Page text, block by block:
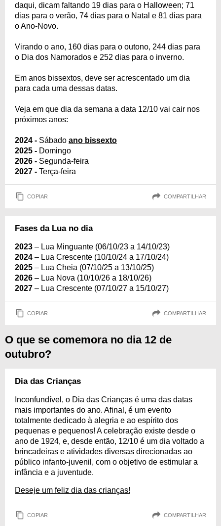
daqui, dicam faltando 19 dias para o Halloween; 71
dias para o verão, 74 dias para o Natal e 81 dias para
o Ano-Novo.
Virando o ano, 160 dias para o outono, 244 dias para
o Dia dos Namorados e 252 dias para o inverno.
Em anos bissextos, deve ser acrescentado um dia
para cada uma dessas datas.
Veja em que dia da semana a data 12/10 vai cair nos
próximos anos:
2024 - Sábado ano bissexto
2025 - Domingo
2026 - Segunda-feira
2027 - Terça-feira
COPIAR COMPARTILHAR
Fases da Lua no dia
2023 – Lua Minguante (06/10/23 a 14/10/23)
2024 – Lua Crescente (10/10/24 a 17/10/24)
2025 – Lua Cheia (07/10/25 a 13/10/25)
2026 – Lua Nova (10/10/26 a 18/10/26)
2027 – Lua Crescente (07/10/27 a 15/10/27)
COPIAR COMPARTILHAR
O que se comemora no dia 12 de
outubro?
Dia das Crianças
Inconfundível, o Dia das Crianças é uma das datas
mais importantes do ano. Afinal, é um evento
totalmente dedicado à alegria e ao espírito dos
pequenas e pequenos! A celebração existe desde o
ano de 1924, e, desde então, 12/10 é um dia voltado a
brincadeiras e atividades diversas direcionadas ao
público infanto-juvenil, com o objetivo de estimular a
infância e a juventude.
Deseje um feliz dia das crianças!
COPIAR COMPARTILHAR